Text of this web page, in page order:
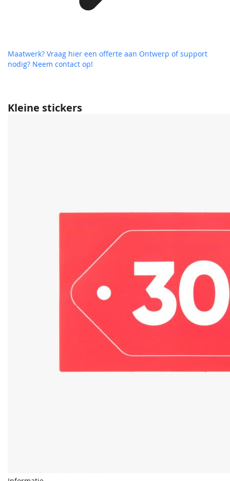
Kleine stickers
Maatwerk? Vraag hier een offerte aan Ontwerp of support
nodig? Neem contact op!